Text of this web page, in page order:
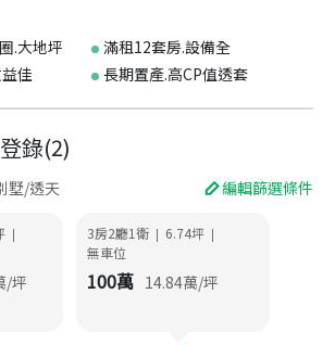
.大地坪
滿租12套房.設備全
佳
長期置產.高CP值透套
錄(2)
墅/透天 編輯篩選條件
|
/坪
3房2廳1衛 | 6.74坪 |
無車位
100萬 14.84萬/坪